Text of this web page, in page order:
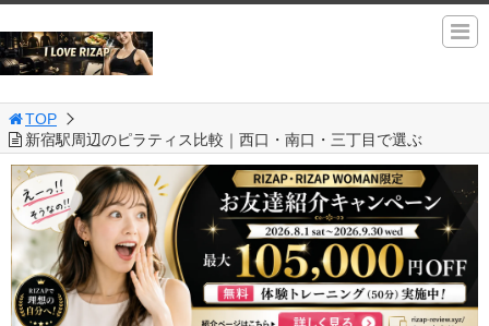
TOP
新宿駅周辺のピラティス比較｜西口・南口・三丁目で選ぶ